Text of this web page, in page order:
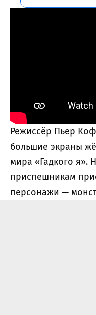
Режиссёр Пьер
большие экраны
мира «Гадкого я».
приспешникам
персонажи —